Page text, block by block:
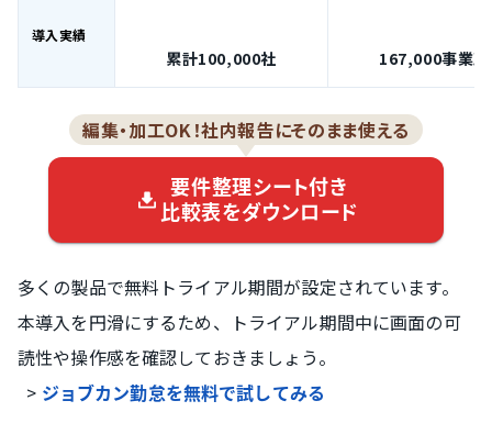
導入実績
累計100,000社 167,000事業所
編集・加工OK！社内報告にそのまま使える
要件整理シート付き
比較表をダウンロード
多くの製品で無料トライアル期間が設定されています。
本導入を円滑にするため、トライアル期間中に画面の可
読性や操作感を確認しておきましょう。
> ジョブカン勤怠を無料で試してみる